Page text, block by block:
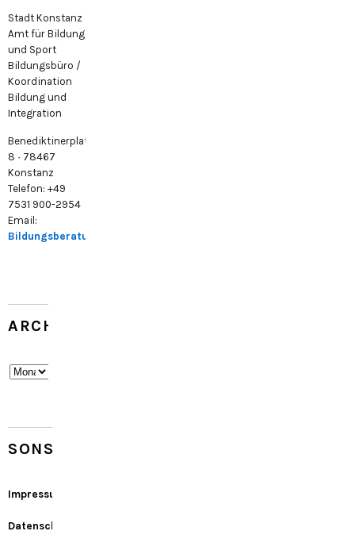
Stadt Konstanz
Amt für Bildung
und Sport
Bildungsbüro /
Koordination
Bildung und
Integration
Benediktinerplatz
8 · 78467
Konstanz
Telefon: +49
7531 900-2954
Email:
Bildungsberatung@konstanz.de
ARCHIV
Archiv
SONSTIGES
Impressum
Datenschutz